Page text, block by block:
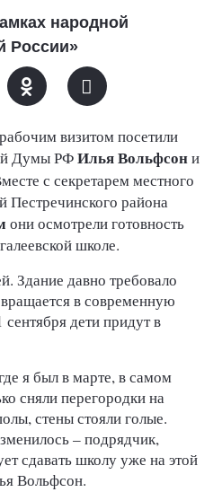
народной
России»
визитом посетили
Думы РФИлья Вольфсони
с секретарем местного
Пестречинского района
они осмотрели готовность
школе.
Здание давно требовало
в современную
дети придут в
я был в марте, в самом
сняли перегородки на
стены стояли голые.
– подрядчик,
сдавать школу уже на этой
Вольфсон.